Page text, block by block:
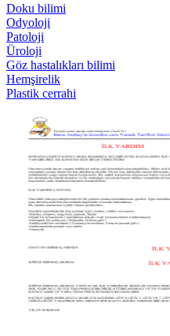
Doku bilimi
Odyoloji
Patoloji
Üroloji
Göz hastalıkları bilimi
Hemşirelik
Plastik cerrahi